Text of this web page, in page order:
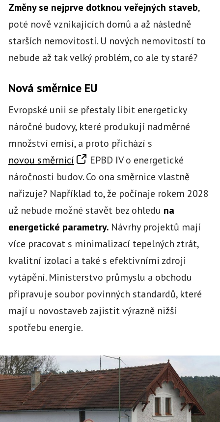
Změny se nejprve dotknou veřejných staveb,
poté nově vznikajících domů a až následně
starších nemovitostí. U nových nemovitostí to
nebude až tak velký problém, co ale ty staré?
Nová směrnice EU
Evropské unii se přestaly líbit energeticky
náročné budovy, které produkují nadměrné
množství emisí, a proto přichází s
novou směrnicí
EPBD IV o energetické
náročnosti budov. Co ona směrnice vlastně
nařizuje? Například to, že počínaje rokem 2028
už nebude možné stavět bez ohledu na
energetické parametry. Návrhy projektů mají
více pracovat s minimalizací tepelných ztrát,
kvalitní izolací a také s efektivními zdroji
vytápění. Ministerstvo průmyslu a obchodu
připravuje soubor povinných standardů, které
mají u novostaveb zajistit výrazně nižší
spotřebu energie.